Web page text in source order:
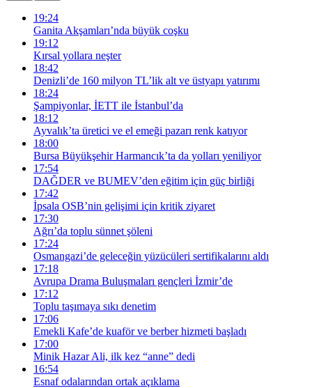
19:24
Ganita Akşamları’nda büyük coşku
19:12
Kırsal yollara neşter
18:42
Denizli’de 160 milyon TL’lik alt ve üstyapı yatırımı
18:24
Şampiyonlar, İETT ile İstanbul’da
18:12
Ayvalık’ta üretici ve el emeği pazarı renk katıyor
18:00
Bursa Büyükşehir Harmancık’ta da yolları yeniliyor
17:54
DAĞDER ve BUMEV’den eğitim için güç birliği
17:42
İpsala OSB’nin gelişimi için kritik ziyaret
17:30
Ağrı’da toplu sünnet şöleni
17:24
Osmangazi’de geleceğin yüzücüleri sertifikalarını aldı
17:18
Avrupa Drama Buluşmaları gençleri İzmir’de
17:12
Toplu taşımaya sıkı denetim
17:06
Emekli Kafe’de kuaför ve berber hizmeti başladı
17:00
Minik Hazar Ali, ilk kez “anne” dedi
16:54
Esnaf odalarından ortak açıklama